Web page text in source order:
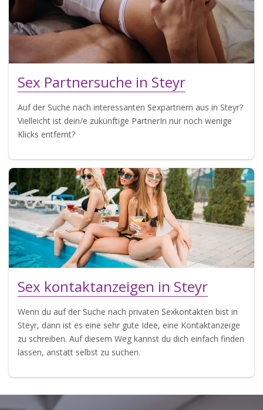
Sex Partnersuche in Steyr
Auf der Suche nach interessanten Sexpartnern aus in Steyr?
Vielleicht ist dein/e zukünftige PartnerIn nur noch wenige
Klicks entfernt?
Sex kontaktanzeigen in Steyr
Wenn du auf der Suche nach privaten Sexkontakten bist in
Steyr, dann ist es eine sehr gute Idee, eine Kontaktanzeige
zu schreiben. Auf diesem Weg kannst du dich einfach finden
lassen, anstatt selbst zu suchen.